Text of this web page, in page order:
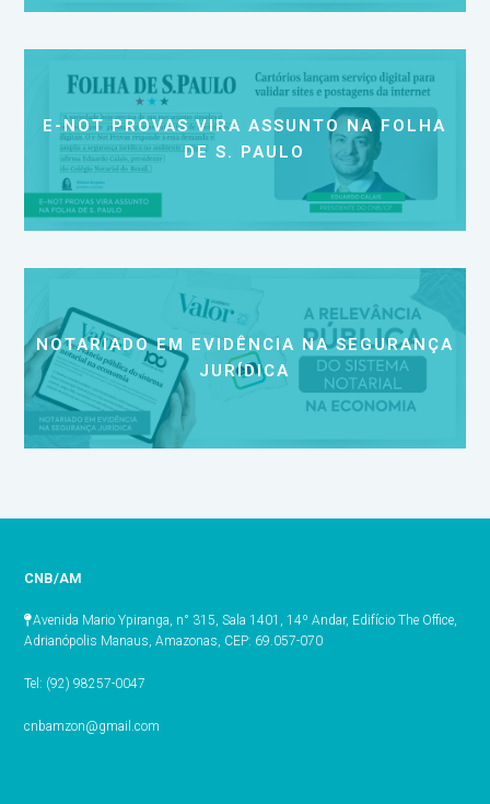
E-NOT PROVAS VIRA ASSUNTO NA FOLHA
DE S. PAULO
NOTARIADO EM EVIDÊNCIA NA SEGURANÇA
JURÍDICA
CNB/AM
Avenida Mario Ypiranga, n° 315, Sala 1401, 14º Andar, Edifício The Office,
Adrianópolis Manaus, Amazonas, CEP: 69.057-070
Tel: (92) 98257-0047
cnbamzon@gmail.com